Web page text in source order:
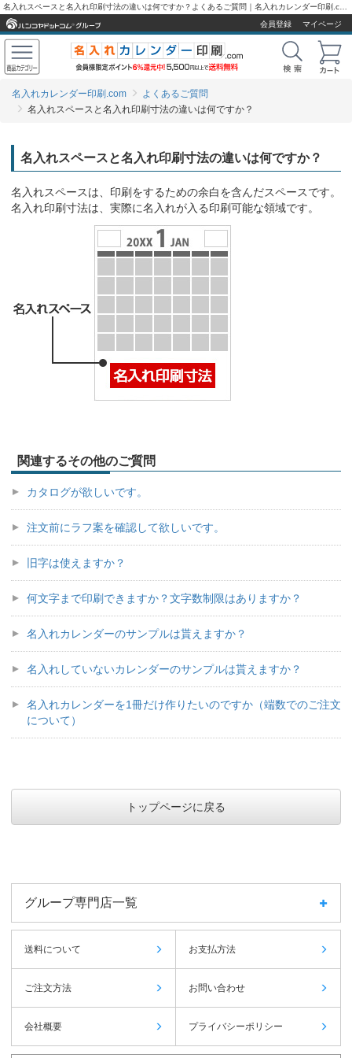
会員登録
マイページ
名入れカレンダー印刷.com
よくあるご質問
名入れスペースと名入れ印刷寸法の違いは何ですか？
名入れスペースと名入れ印刷寸法の違いは何ですか？
名入れスペースは、印刷をするための余白を含んだスペースです。
名入れ印刷寸法は、実際に名入れが入る印刷可能な領域です。
関連するその他のご質問
カタログが欲しいです。
注文前にラフ案を確認して欲しいです。
旧字は使えますか？
何文字まで印刷できますか？文字数制限はありますか？
名入れカレンダーのサンプルは貰えますか？
名入れしていないカレンダーのサンプルは貰えますか？
名入れカレンダーを1冊だけ作りたいのですか（端数でのご注文
について）
トップページに戻る
グループ専門店一覧
送料について お支払方法
ご注文方法 お問い合わせ
会社概要 プライバシーポリシー